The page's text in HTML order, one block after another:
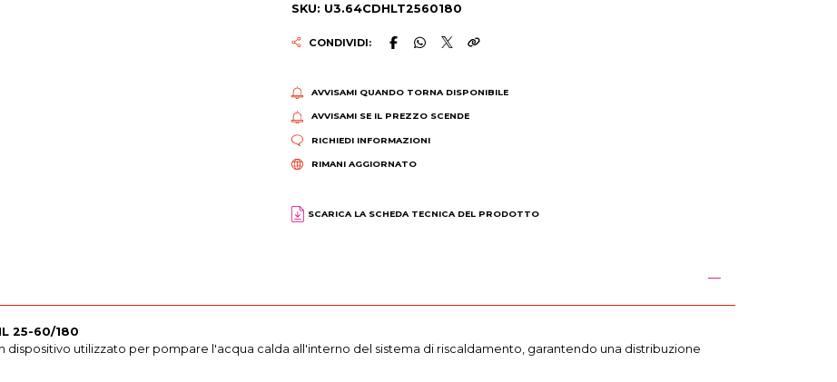
SKU: U3.64CDHLT2560180
CONDIVIDI:
AVVISAMI QUANDO TORNA DISPONIBILE
AVVISAMI SE IL PREZZO SCENDE
RICHIEDI INFORMAZIONI
RIMANI AGGIORNATO
SCARICA LA SCHEDA TECNICA DEL PRODOTTO
25-60/180
utilizzato per pompare l'acqua calda all'interno del sistema di riscaldamento, garantendo una distribuzione